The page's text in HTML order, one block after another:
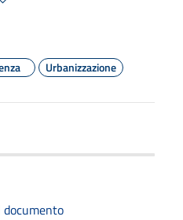
Urbanizzazione
documento